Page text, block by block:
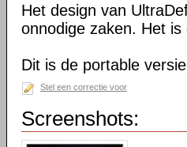
Het design van
onnodige zaken. Het
Dit is de portable
Stel een correctie voor
Screenshots: